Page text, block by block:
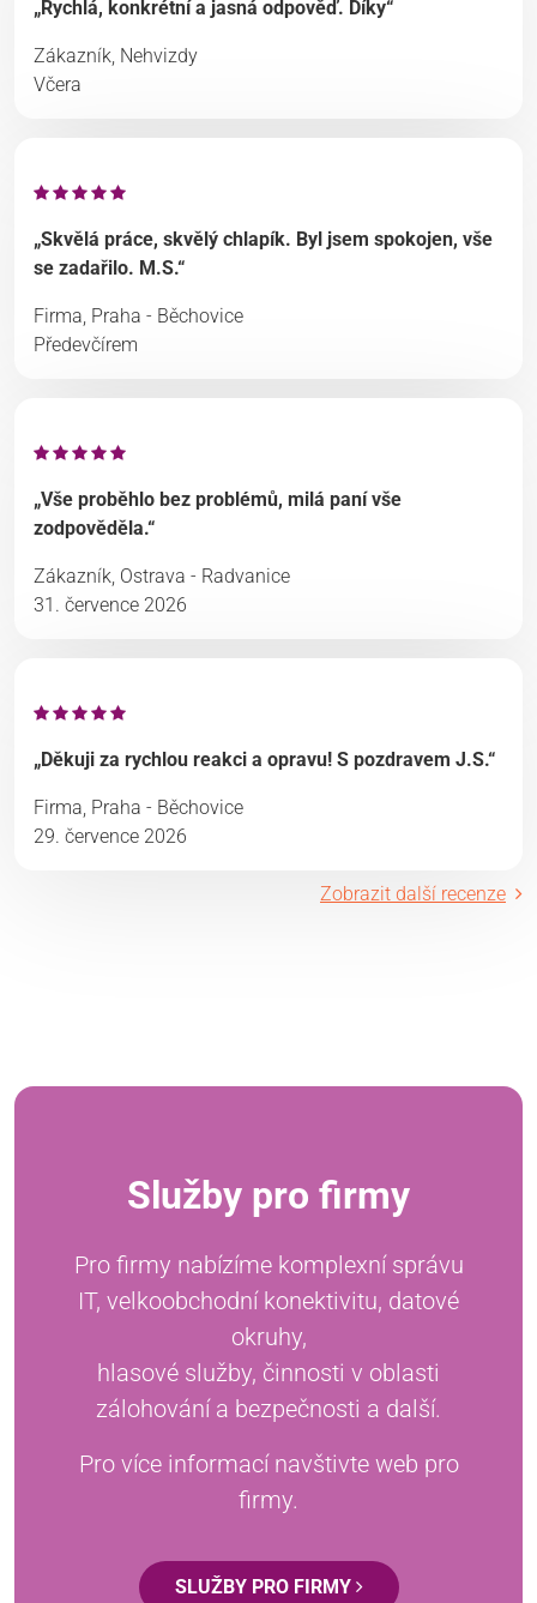
„Rychlá, konkrétní a jasná odpověď. Díky“
Zákazník, Nehvizdy
Včera
„Skvělá práce, skvělý chlapík. Byl jsem spokojen, vše
se zadařilo. M.S.“
Firma, Praha - Běchovice
Předevčírem
„Vše proběhlo bez problémů, milá paní vše
zodpověděla.“
Zákazník, Ostrava - Radvanice
31. července 2026
„Děkuji za rychlou reakci a opravu! S pozdravem J.S.“
Firma, Praha - Běchovice
29. července 2026
Zobrazit další recenze
Služby pro firmy
Pro firmy nabízíme komplexní správu
IT, velkoobchodní konektivitu, datové
okruhy,
hlasové služby, činnosti v oblasti
zálohování a bezpečnosti a další.
Pro více informací navštivte web pro
firmy.
SLUŽBY PRO FIRMY